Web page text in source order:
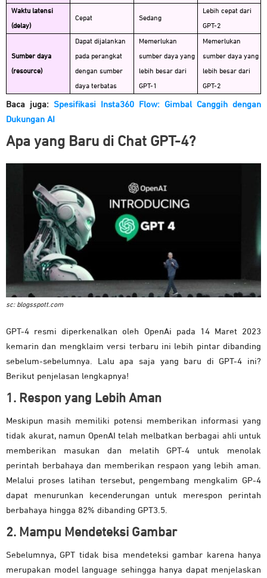
Waktu latensi
(delay)
Cepat Sedang
Lebih cepat dari
GPT-2
Sumber daya
(resource)
Dapat dijalankan
pada perangkat
dengan sumber
daya terbatas
Memerlukan
sumber daya yang
lebih besar dari
GPT-1
Memerlukan
sumber daya yang
lebih besar dari
GPT-2
Baca juga: Spesifikasi Insta360 Flow: Gimbal Canggih dengan
Dukungan AI
Apa yang Baru di Chat GPT-4?
sc: blogsspott.com
GPT-4 resmi diperkenalkan oleh OpenAi pada 14 Maret 2023
kemarin dan mengklaim versi terbaru ini lebih pintar dibanding
sebelum-sebelumnya. Lalu apa saja yang baru di GPT-4 ini?
Berikut penjelasan lengkapnya!
1. Respon yang Lebih Aman
Meskipun masih memiliki potensi memberikan informasi yang
tidak akurat, namun OpenAI telah melbatkan berbagai ahli untuk
memberikan masukan dan melatih GPT-4 untuk menolak
perintah berbahaya dan memberikan respaon yang lebih aman.
Melalui proses latihan tersebut, pengembang mengkalim GP-4
dapat menurunkan kecenderungan untuk merespon perintah
berbahaya hingga 82% dibanding GPT3.5.
2. Mampu Mendeteksi Gambar
Sebelumnya, GPT tidak bisa mendeteksi gambar karena hanya
merupakan model language sehingga hanya dapat menjelaskan